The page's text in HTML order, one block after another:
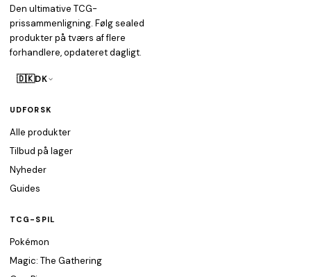
Den ultimative TCG-
prissammenligning. Følg sealed
produkter på tværs af flere
forhandlere, opdateret dagligt.
🇩🇰DK
UDFORSK
Alle produkter
Tilbud på lager
Nyheder
Guides
TCG-SPIL
Pokémon
Magic: The Gathering